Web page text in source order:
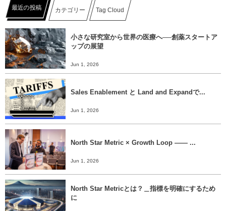
最近の投稿 カテゴリー Tag Cloud
小さな研究室から世界の医療へ──創薬スタートア
ップの展望
Jun 1, 2026
Sales Enablement と Land and Expandで...
Jun 1, 2026
North Star Metric × Growth Loop ―― ...
Jun 1, 2026
North Star Metricとは？＿指標を明確にするため
に